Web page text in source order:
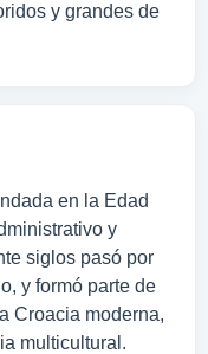
y grandes de
en la Edad
y
siglos pasó por
y formó parte de
Croacia moderna,
multicultural.